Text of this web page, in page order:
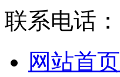
联系电话：
网站首页